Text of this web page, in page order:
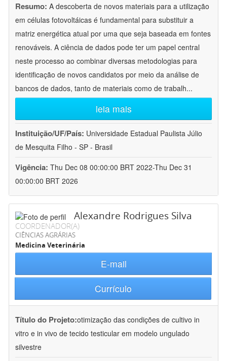
Resumo: A descoberta de novos materiais para a utilização
em células fotovoltáicas é fundamental para substituir a
matriz energética atual por uma que seja baseada em fontes
renováveis. A ciência de dados pode ter um papel central
neste processo ao combinar diversas metodologias para
identificação de novos candidatos por meio da análise de
bancos de dados, tanto de materiais como de trabalh...
leia mais
Instituição/UF/País: Universidade Estadual Paulista Júlio
de Mesquita Filho - SP - Brasil
Vigência: Thu Dec 08 00:00:00 BRT 2022-Thu Dec 31
00:00:00 BRT 2026
Alexandre Rodrigues Silva
COORDENADOR(A)
CIÊNCIAS AGRÁRIAS
Medicina Veterinária
E-mail
Currículo
Título do Projeto:otimização das condições de cultivo in
vitro e in vivo de tecido testicular em modelo ungulado
silvestre